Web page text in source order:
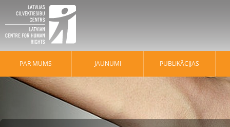
PAR MUMS JAUNUMI PUBLIKĀCIJAS